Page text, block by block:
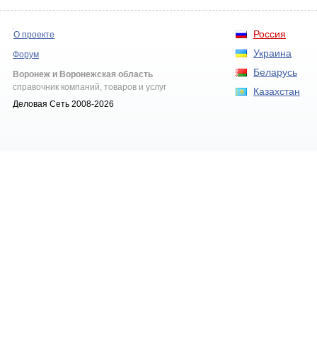
Россия
Украина
Беларусь
Казахстан
О проекте
Форум
Воронеж и Воронежская область
справочник компаний, товаров и услуг
Деловая Сеть 2008-2026